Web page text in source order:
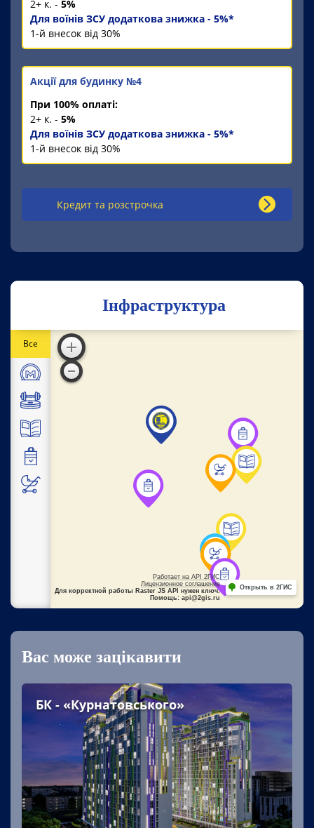
2+ к. - 5%
Для воїнів ЗСУ додаткова знижка - 5%*
1-й внесок від 30%
Акції для будинку №4
При 100% оплаті:
2+ к. - 5%
Для воїнів ЗСУ додаткова знижка - 5%*
1-й внесок від 30%
Кредит та розстрочка
Інфраструктура
Все
Работает на API 2ГИС
Лицензионное соглашение
Для корректной работы Raster JS API нужен ключ.
Помощь: api@2gis.ru
Открыть в 2ГИС
Вас може зацікавити
БК - «Курнатовського»